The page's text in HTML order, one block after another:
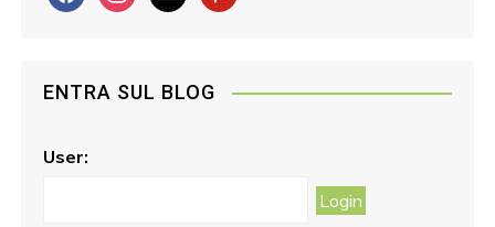
a
b
o
n
a
a
e
ENTRA SUL BLOG
User: